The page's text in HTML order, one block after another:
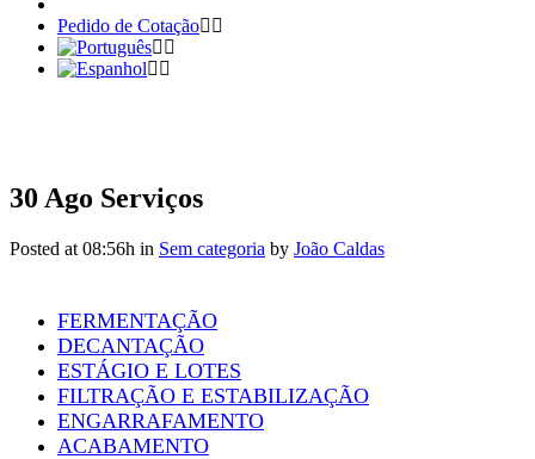
Pedido de Cotação
30 Ago Serviços
Posted at 08:56h in Sem categoria by João Caldas
FERMENTAÇÃO
DECANTAÇÃO
ESTÁGIO E LOTES
FILTRAÇÃO E ESTABILIZAÇÃO
ENGARRAFAMENTO
ACABAMENTO